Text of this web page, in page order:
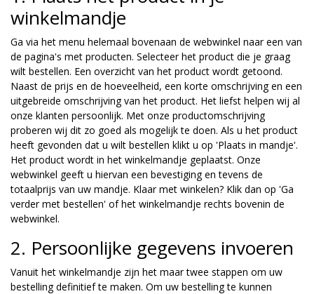
winkelmandje
Ga via het menu helemaal bovenaan de webwinkel naar een van
de pagina's met producten. Selecteer het product die je graag
wilt bestellen. Een overzicht van het product wordt getoond.
Naast de prijs en de hoeveelheid, een korte omschrijving en een
uitgebreide omschrijving van het product. Het liefst helpen wij al
onze klanten persoonlijk. Met onze productomschrijving
proberen wij dit zo goed als mogelijk te doen. Als u het product
heeft gevonden dat u wilt bestellen klikt u op 'Plaats in mandje'.
Het product wordt in het winkelmandje geplaatst. Onze
webwinkel geeft u hiervan een bevestiging en tevens de
totaalprijs van uw mandje. Klaar met winkelen? Klik dan op 'Ga
verder met bestellen' of het winkelmandje rechts bovenin de
webwinkel.
2. Persoonlijke gegevens invoeren
Vanuit het winkelmandje zijn het maar twee stappen om uw
bestelling definitief te maken. Om uw bestelling te kunnen